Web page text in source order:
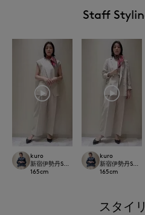
Staff
kuro
新宿伊勢丹SUPERIOR CLOSET
165cm
kuro
新宿伊勢丹
165cm
スタイ